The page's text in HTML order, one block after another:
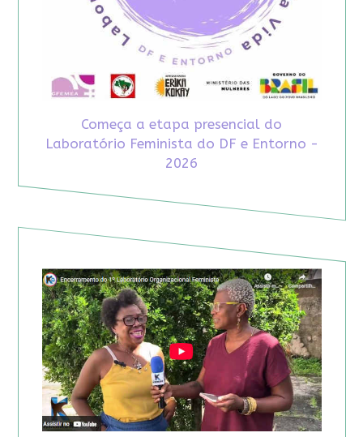
Começa a etapa presencial do
Laboratório Feminista do DF e Entorno -
2026